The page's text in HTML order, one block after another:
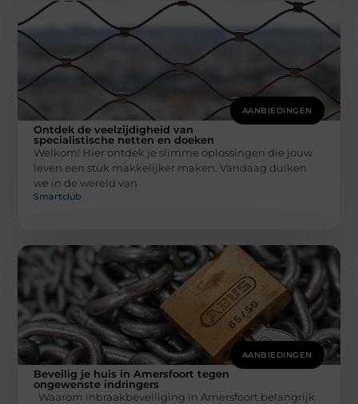
AANBIEDINGEN
Ontdek de veelzijdigheid van
specialistische netten en doeken
Welkom! Hier ontdek je slimme oplossingen die jouw
leven een stuk makkelijker maken. Vandaag duiken
we in de wereld van
Smartclub
AANBIEDINGEN
Beveilig je huis in Amersfoort tegen
ongewenste indringers
Waarom inbraakbeveiliging in Amersfoort belangrijk